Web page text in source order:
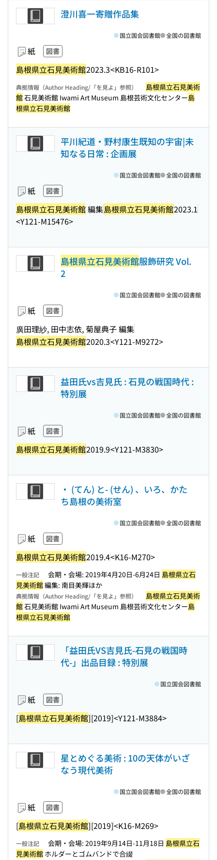
澄川喜一寄贈作品集
紙 図書
島根県立石見美術館2023.3<KB16-R101>
国立国会図書館 全国の図書館
典拠情報（Author Heading/「を見よ」参照）
島根県立石見美術
館石見美術館 Iwami Art Museum 島根芸術文化センター島
根県立石見美術館
平川紀道・野村康生既知の宇宙|未
知なる日常 : 企画展
紙 図書
島根県立石見美術館編集島根県立石見美術館2023.1
<Y121-M15476>
国立国会図書館 全国の図書館
島根県立石見美術館服飾研究 Vol.
2
紙 図書
廣田理紗, 田中志依, 菊屋典子 編集
島根県立石見美術館2020.3<Y121-M9272>
国立国会図書館 全国の図書館
益田氏vs吉見氏 : 石見の戦国時代 :
特別展
紙 図書
島根県立石見美術館2019.9<Y121-M3830>
国立国会図書館 全国の図書館
・ (てん) と- (せん) 、いろ、かた
ち島根の美術室
紙 図書
島根県立石見美術館2019.4<K16-M270>
国立国会図書館 全国の図書館
一般注記 会期・会場: 2019年4月20日-6月24日 島根県立石
見美術館編集: 南目美輝ほか
典拠情報（Author Heading/「を見よ」参照）
島根県立石見美術
館石見美術館 Iwami Art Museum 島根芸術文化センター島
根県立石見美術館
「益田氏VS吉見氏-石見の戦国時
代-」出品目録 : 特別展
紙 図書
[島根県立石見美術館][2019]<Y121-M3884>
国立国会図書館
星とめぐる美術 : 10の天体がいざ
なう現代美術
紙 図書
[島根県立石見美術館][2019]<K16-M269>
国立国会図書館 全国の図書館
一般注記 会期・会場: 2019年9月14日-11月18日 島根県立石
見美術館 ホルダーとゴムバンドで合綴